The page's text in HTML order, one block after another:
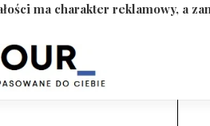
ma charakter reklamowy, a